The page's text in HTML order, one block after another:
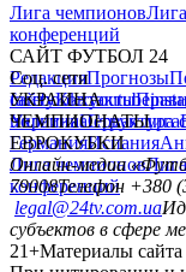
Лига чемпионов
конференций
САЙТ ФУТБОЛ 24
РедакцияПрогнозы
сайтуКонтакты
политикаСтруктура
Соц. сети
facebookxyoutube
УКРАИНА
УкраинаПервая лига
ЧЕМПИОНАТЫ
ГерманияИспания
ЕВРОКУБКИ
Лига чемпионов
конференций
Онлайн-медиа
79008Телефон +380
legal@24tv.com.ua
субъектов в сфере
21+Материалы сайта